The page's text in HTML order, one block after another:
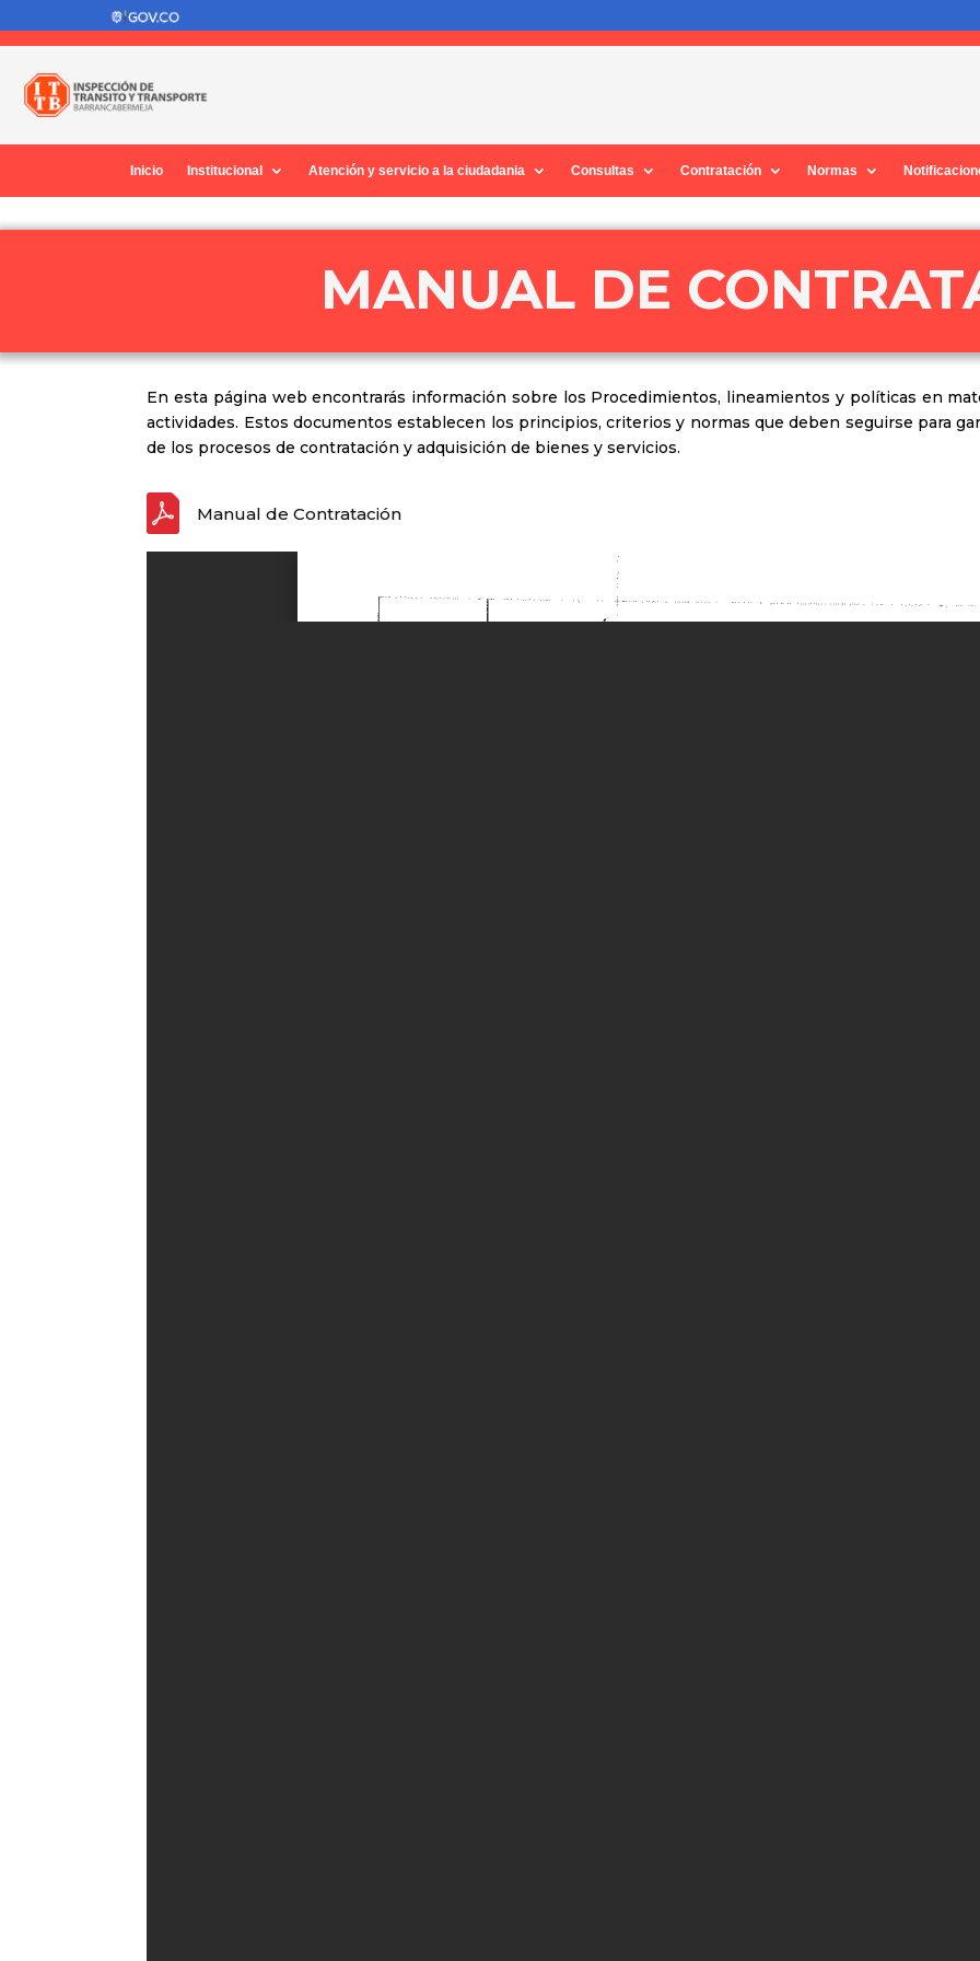
Inicio Institucional Atención y servicio a la ciudadania Consultas Contratación Normas
MANUAL DE
En esta página web encontrarás información sobre los Procedimientos, lineamientos y políticas en
actividades. Estos documentos establecen los principios, criterios y normas que deben seguirse para
de los procesos de contratación y adquisición de bienes y servicios.
Manual de Contratación